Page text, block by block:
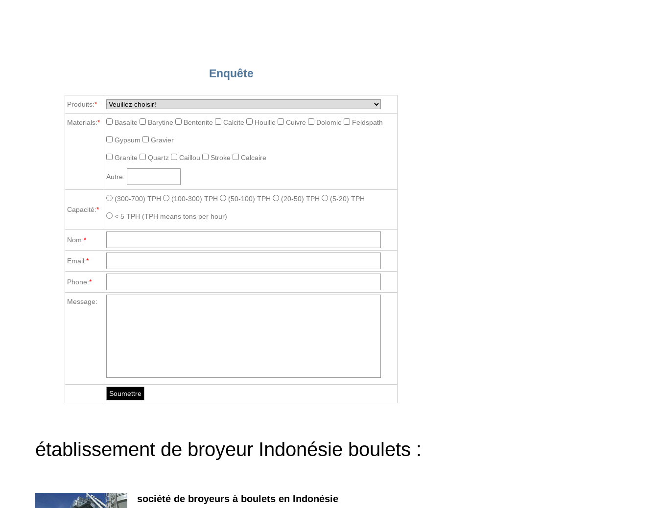
Enquête
Produits:*
Materials:* Basalte Barytine Bentonite Calcite Houille Cuivre Dolomie Feldspath
Gypsum Gravier
Granite Quartz Caillou Stroke Calcaire
Autre:
Capacité:*
(300-700) TPH (100-300) TPH (50-100) TPH (20-50) TPH (5-20) TPH
< 5 TPH (TPH means tons per hour)
Nom:*
Email:*
Phone:*
Message:
établissement de broyeur Indonésie boulets :
société de broyeurs à boulets en Indonésie